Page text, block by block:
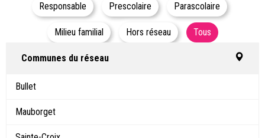
Responsable Prescolaire Parascolaire
Milieu familial Hors réseau Tous
Communes du réseau
Bullet
Mauborget